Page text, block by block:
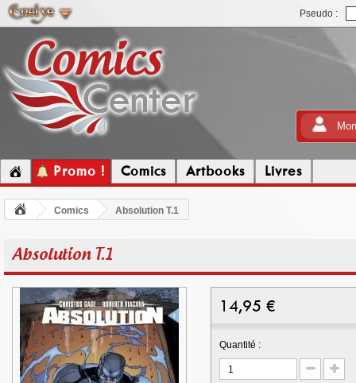
Pseudo :
Promo ! Comics Artbooks Livres
Comics Absolution T.1
Absolution T.1
14,95 €
Quantité :